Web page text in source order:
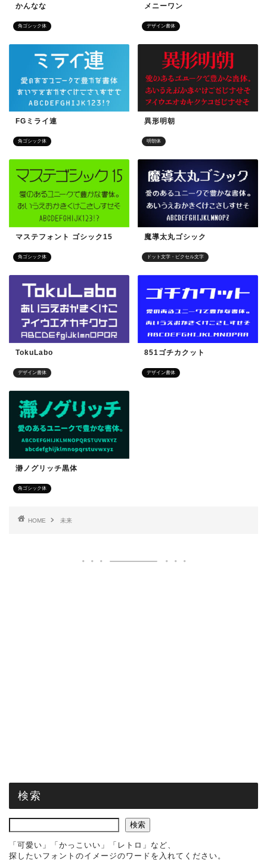
角ゴシック体
かんなな
デザイン書体
メニーワン
角ゴシック体
FGミライ連
明朝体
異形明朝
角ゴシック体
マステフォント ゴシック15
ドット文字・ピクセル文字
魔導太丸ゴシック
デザイン書体
TokuLabo
デザイン書体
851ゴチカクット
角ゴシック体
瀞ノグリッチ黒体
HOME 未来
検索
検索
「可愛い」「かっこいい」「レトロ」など、
探したいフォントのイメージのワードを入れてください。